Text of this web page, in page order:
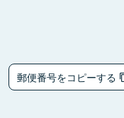
郵便番号をコピーする